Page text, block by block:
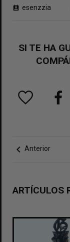
perm_contact_calendar esenzzia
SI TE HA
chevron_left Anterior
ARTÍCULOS